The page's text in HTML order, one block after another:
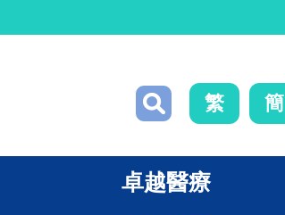
繁 簡
卓越醫療